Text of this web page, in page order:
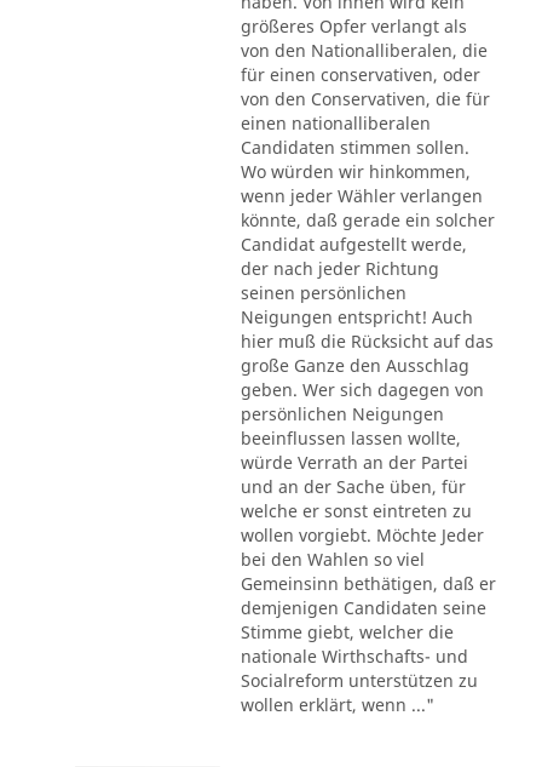
größeres Opfer verlangt als
von den Nationalliberalen, die
für einen conservativen, oder
von den Conservativen, die für
einen nationalliberalen
Candidaten stimmen sollen.
Wo würden wir hinkommen,
wenn jeder Wähler verlangen
könnte, daß gerade ein solcher
Candidat aufgestellt werde,
der nach jeder Richtung
seinen persönlichen
Neigungen entspricht! Auch
hier muß die Rücksicht auf das
große Ganze den Ausschlag
geben. Wer sich dagegen von
persönlichen Neigungen
beeinflussen lassen wollte,
würde Verrath an der Partei
und an der Sache üben, für
welche er sonst eintreten zu
wollen vorgiebt. Möchte Jeder
bei den Wahlen so viel
Gemeinsinn bethätigen, daß er
demjenigen Candidaten seine
Stimme giebt, welcher die
nationale Wirthschafts- und
Socialreform unterstützen zu
wollen erklärt, wenn ..."